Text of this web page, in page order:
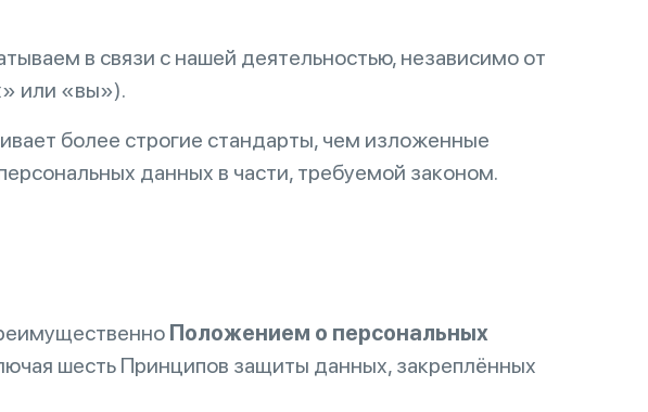
в связи с нашей деятельностью, независимо от
или «вы»).
более строгие стандарты, чем изложенные
данных в части, требуемой законом.
Положением о персональных
шесть Принципов защиты данных, закреплённых